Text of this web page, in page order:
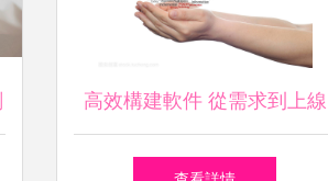
高效構建軟件 從需求到上線
的開發藝術